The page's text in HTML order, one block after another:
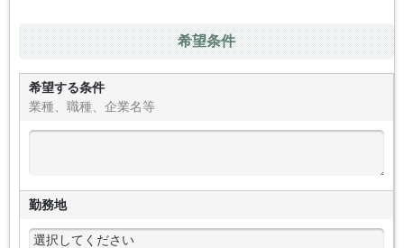
希望条件
希望する条件
業種、職種、企業名等
勤務地